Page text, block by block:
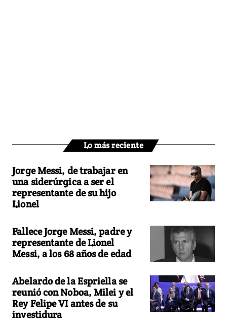
Lo más reciente
Jorge Messi, de trabajar en
una siderúrgica a ser el
representante de su hijo
Lionel
Fallece Jorge Messi, padre y
representante de Lionel
Messi, a los 68 años de edad
Abelardo de la Espriella se
reunió con Noboa, Milei y el
Rey Felipe VI antes de su
investidura